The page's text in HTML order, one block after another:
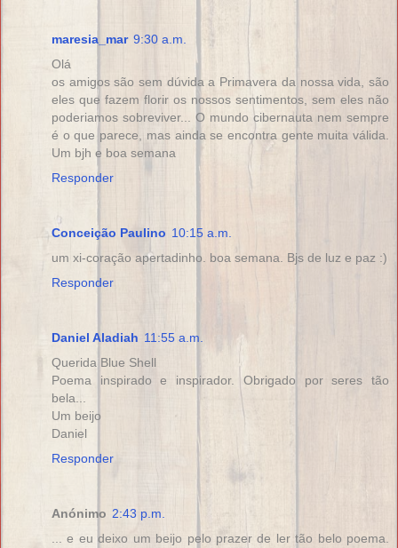
maresia_mar 9:30 a.m.
Olá
os amigos são sem dúvida a Primavera da nossa vida, são
eles que fazem florir os nossos sentimentos, sem eles não
poderiamos sobreviver... O mundo cibernauta nem sempre
é o que parece, mas ainda se encontra gente muita válida.
Um bjh e boa semana
Responder
Conceição Paulino 10:15 a.m.
um xi-coração apertadinho. boa semana. Bjs de luz e paz :)
Responder
Daniel Aladiah 11:55 a.m.
Querida Blue Shell
Poema inspirado e inspirador. Obrigado por seres tão
bela...
Um beijo
Daniel
Responder
Anónimo 2:43 p.m.
... e eu deixo um beijo pelo prazer de ler tão belo poema.